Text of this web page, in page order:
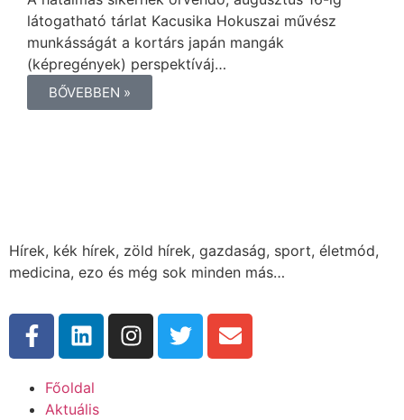
látogatható tárlat Kacusika Hokuszai művész
munkásságát a kortárs japán mangák
(képregények) perspektíváj…
BŐVEBBEN »
Hírek, kék hírek, zöld hírek, gazdaság, sport, életmód,
medicina, ezo és még sok minden más…
Főoldal
Aktuális